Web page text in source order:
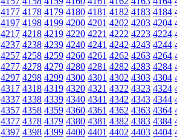
4177 4178 4179 4180 4181 4182 4183 4184
4197 4198 4199 4200 4201 4202 4203 4204
4217 4218 4219 4220 4221 4222 4223 4224
4237 4238 4239 4240 4241 4242 4243 4244
4257 4258 4259 4260 4261 4262 4263 4264
4277 4278 4279 4280 4281 4282 4283 4284
4297 4298 4299 4300 4301 4302 4303 4304
4317 4318 4319 4320 4321 4322 4323 4324
4337 4338 4339 4340 4341 4342 4343 4344
4357 4358 4359 4360 4361 4362 4363 4364
4377 4378 4379 4380 4381 4382 4383 4384
4397 4398 4399 4400 4401 4402 4403 4404